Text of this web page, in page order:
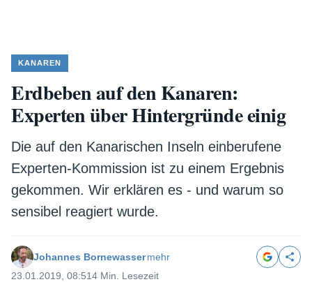
KANAREN
Erdbeben auf den Kanaren:
Experten über Hintergründe einig
Die auf den Kanarischen Inseln einberufene
Experten-Kommission ist zu einem Ergebnis
gekommen. Wir erklären es - und warum so
sensibel reagiert wurde.
Johannes Bornewassermehr
23.01.2019, 08:514 Min. Lesezeit